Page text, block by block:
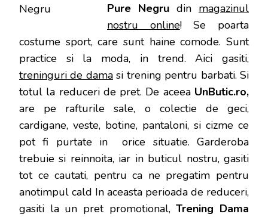
Pure Negru din magazinul
nostru online! Se poarta
costume sport, care sunt haine comode. Sunt
practice si la moda, in trend. Aici gasiti,
treninguri de damasi trening pentru barbati. Si
totul la reduceri de pret. De aceea UnButic.ro,
are pe rafturile sale, o colectie de geci,
cardigane, veste, botine, pantaloni, si cizme ce
pot fi purtate in orice situatie. Garderoba
trebuie si reinnoita, iar in buticul nostru, gasiti
tot ce cautati, pentru ca ne pregatim pentru
anotimpul cald In aceasta perioada de reduceri,
gasiti la un pret promotional,Trening Dama